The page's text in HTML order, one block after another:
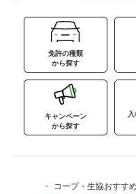
免許の種類
から探す
キャンペーン
から探す
コープ・生協おすす